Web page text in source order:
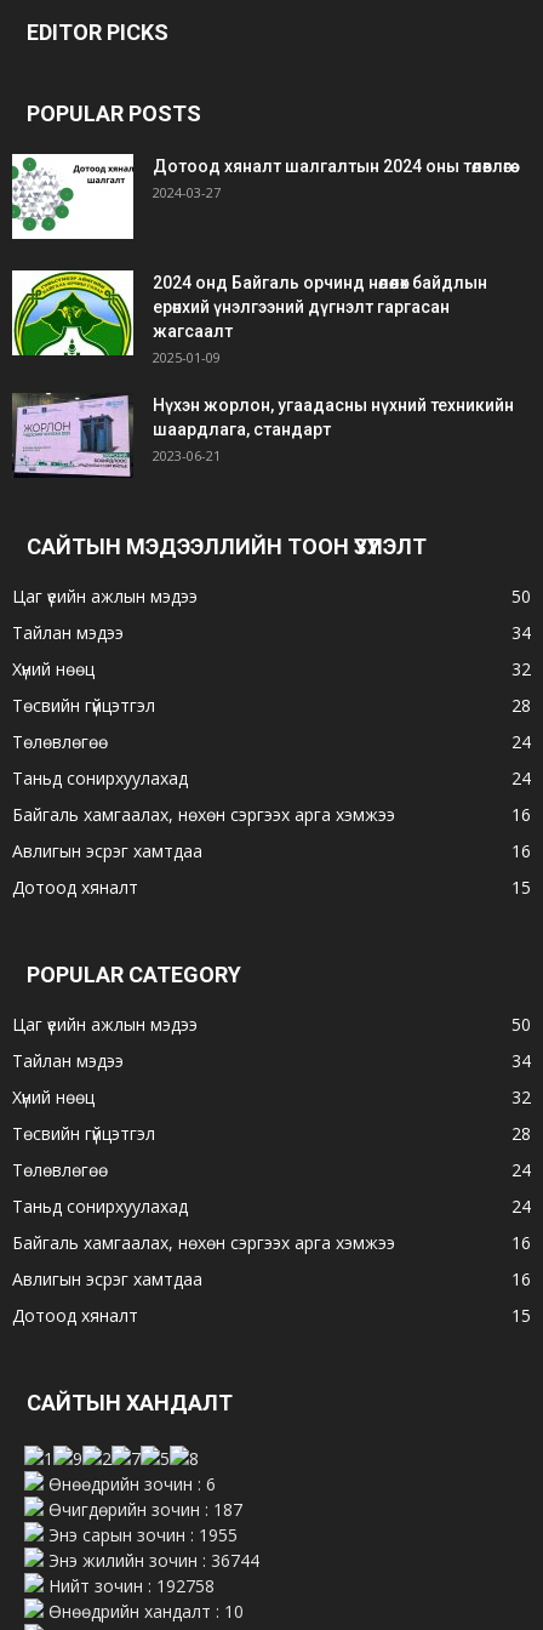
siteler
EDITOR PICKS
POPULAR POSTS
Дотоод хяналт шалгалтын 2024 оны төлөвлөгөө
2024-03-27
2024 онд Байгаль орчинд нөлөөлөх байдлын
ерөнхий үнэлгээний дүгнэлт гаргасан
жагсаалт
2025-01-09
Нүхэн жорлон, угаадасны нүхний техникийн
шаардлага, стандарт
2023-06-21
САЙТЫН МЭДЭЭЛЛИЙН ТООН ҮЗҮҮЛЭЛТ
Цаг үеийн ажлын мэдээ
50
Тайлан мэдээ
34
Хүний нөөц
32
Төсвийн гүйцэтгэл
28
Төлөвлөгөө
24
Таньд сонирхуулахад
24
Байгаль хамгаалах, нөхөн сэргээх арга хэмжээ
16
Авлигын эсрэг хамтдаа
16
Дотоод хяналт
15
POPULAR CATEGORY
Цаг үеийн ажлын мэдээ
50
Тайлан мэдээ
34
Хүний нөөц
32
Төсвийн гүйцэтгэл
28
Төлөвлөгөө
24
Таньд сонирхуулахад
24
Байгаль хамгаалах, нөхөн сэргээх арга хэмжээ
16
Авлигын эсрэг хамтдаа
16
Дотоод хяналт
15
САЙТЫН ХАНДАЛТ
Өнөөдрийн зочин : 6
Өчигдөрийн зочин : 187
Энэ сарын зочин : 1955
Энэ жилийн зочин : 36744
Нийт зочин : 192758
Өнөөдрийн хандалт : 10